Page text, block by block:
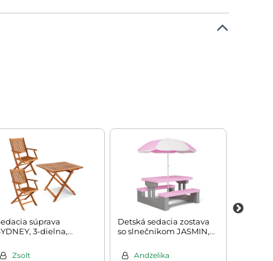
súprava
3-dielna,
Zsolt
Detská sedacia zostava
so slnečníkom JASMIN,
šedáAndżelika